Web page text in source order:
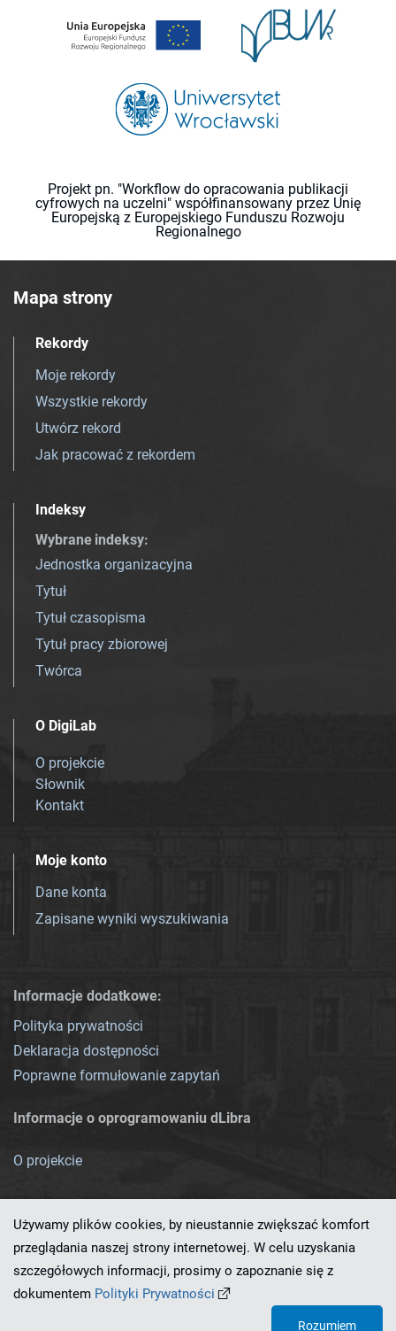
Projekt pn. "Workflow do opracowania publikacji
cyfrowych na uczelni" współfinansowany przez Unię
Europejską z Europejskiego Funduszu Rozwoju
Regionalnego
Mapa strony
Rekordy
Moje rekordy
Wszystkie rekordy
Utwórz rekord
Jak pracować z rekordem
Indeksy
Wybrane indeksy:
Jednostka organizacyjna
Tytuł
Tytuł czasopisma
Tytuł pracy zbiorowej
Twórca
O DigiLab
O projekcie
Słownik
Kontakt
Moje konto
Dane konta
Zapisane wyniki wyszukiwania
Informacje dodatkowe:
Polityka prywatności
Deklaracja dostępności
Poprawne formułowanie zapytań
Informacje o oprogramowaniu dLibra
O projekcie
Ten serwis działa dzięki oprogramowaniu
Używamy plików cookies, by nieustannie zwiększać komfort
przeglądania naszej strony internetowej. W celu uzyskania
szczegółowych informacji, prosimy o zapoznanie się z
dokumentem Polityki Prywatności
Rozumiem